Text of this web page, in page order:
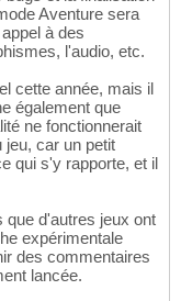
Aventure sera
à des
l'audio, etc.
cette année, mais il
également que
ne fonctionnerait
jeu, car un petit
qui s'y rapporte, et il
que d'autres jeux ont
expérimentale
des commentaires
lancée.